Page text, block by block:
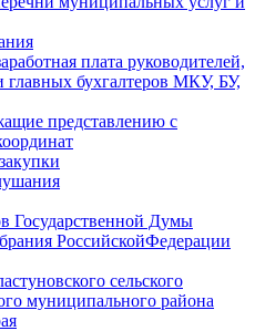
плата руководителей,
главных бухгалтеров МКУ, БУ,
представлению с
Государственной Думы
РоссийскойФедерации
сельского
муниципального района